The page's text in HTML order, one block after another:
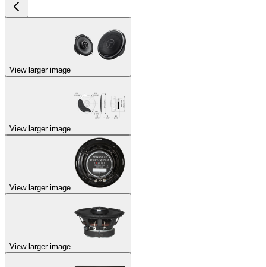
View larger image
View larger image
View larger image
View larger image